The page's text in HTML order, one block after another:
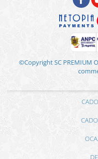
©Copyright SC PREMIUM